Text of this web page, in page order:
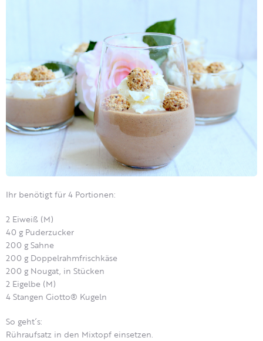
Ihr benötigt für 4 Portionen:
2 Eiweiß (M)
40 g Puderzucker
200 g Sahne
200 g Doppelrahmfrischkäse
200 g Nougat, in Stücken
2 Eigelbe (M)
4 Stangen Giotto® Kugeln
So geht´s:
Rühraufsatz in den Mixtopf einsetzen.